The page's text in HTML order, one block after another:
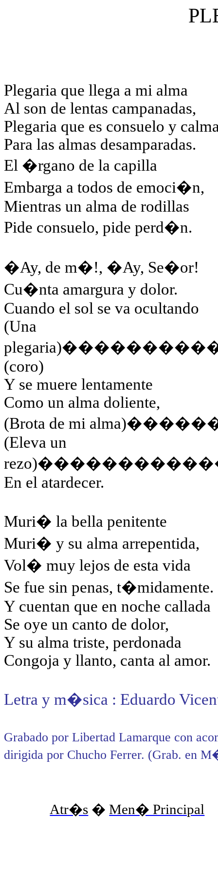
Plegaria que llega a mi alma
Al son de lentas campanadas,
Plegaria que es consuelo y
Para las almas desamparadas.
El �rgano de la capilla
Embarga a todos de emoci�n,
Mientras un alma de rodillas
Pide consuelo, pide perd�n.
�Ay, de m�!, �Ay, Se�or!
Cu�nta amargura y dolor.
Cuando el sol se va ocultando
(Una
plegaria)
(coro)
Y se muere lentamente
Como un alma doliente,
(Brota de mi alma)
(Eleva un
rezo)
En el atardecer.
Muri� la bella penitente
Muri� y su alma arrepentida,
Vol� muy lejos de esta vida
Se fue sin penas, t�midamente.
Y cuentan que en noche callada
Se oye un canto de dolor,
Y su alma triste, perdonada
Congoja y llanto, canta al amor.
Letra y m�sica : Eduardo
Grabado por Libertad Lamarque con
dirigida por Chucho Ferrer. (Grab. en
Atr�s �Men� Principal